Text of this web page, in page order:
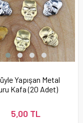
Yapışan Metal
Kafa (20 Adet)
5,00 TL